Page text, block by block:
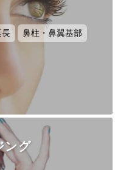
長
鼻柱・鼻翼基部
ング